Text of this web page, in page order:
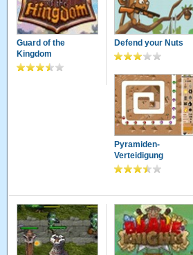
Guard of the
Kingdom
Defend your Nuts
Pyramiden-
Verteidigung